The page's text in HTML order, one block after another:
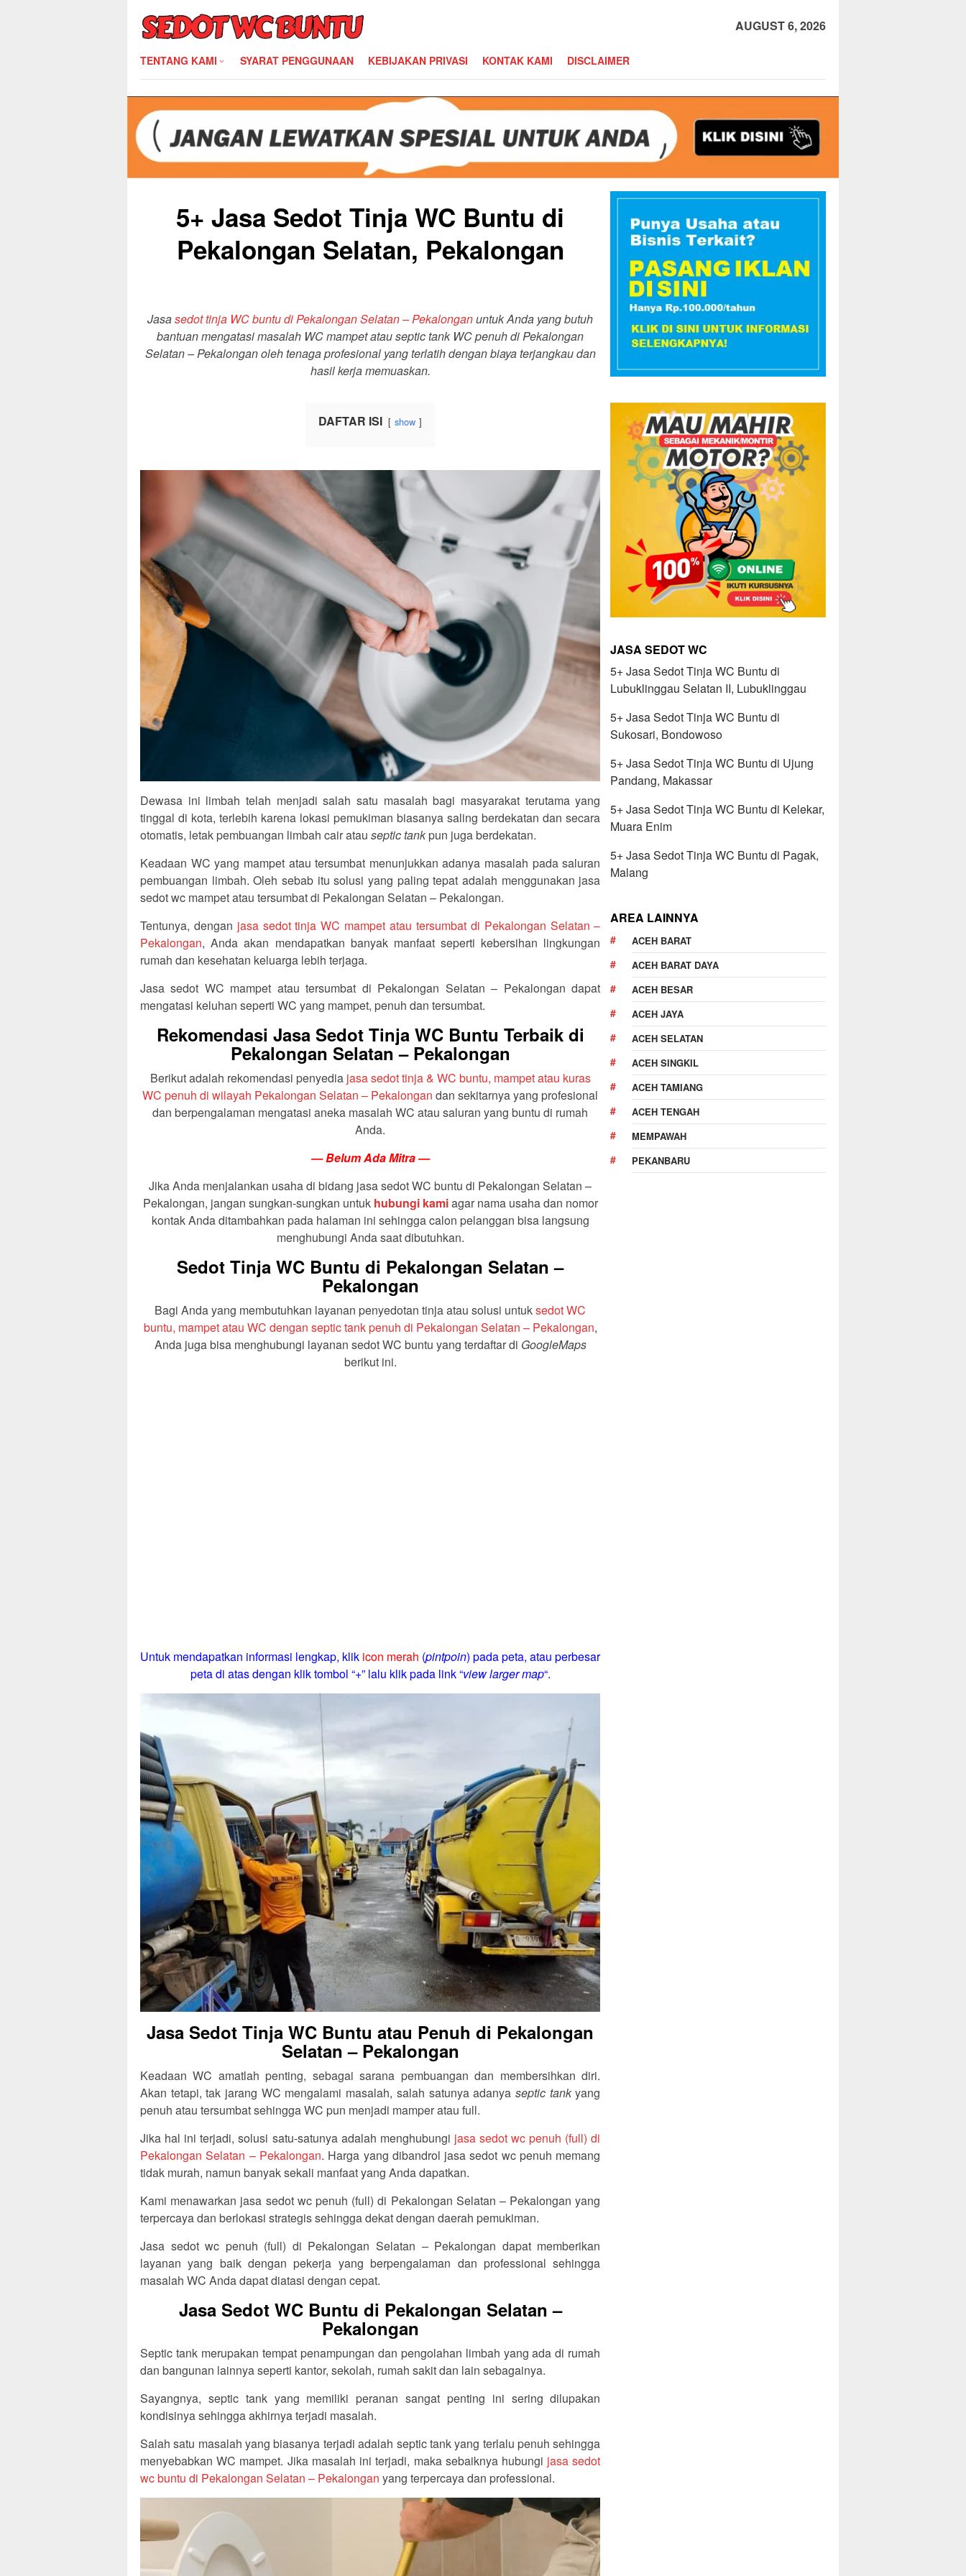
content
AUGUST 6, 2026
TENTANG KAMI SYARAT PENGGUNAAN KEBIJAKAN PRIVASI KONTAK KAMI DISCLAIMER
5+ Jasa Sedot Tinja WC Buntu di
Pekalongan Selatan, Pekalongan
Jasasedot tinja WC buntu di Pekalongan Selatan – Pekalonganuntuk Anda yang butuh
bantuan mengatasi masalah WC mampet atau septic tank WC penuh di Pekalongan
Selatan – Pekalongan oleh tenaga profesional yang terlatih dengan biaya terjangkau dan
hasil kerja memuaskan.
DAFTAR ISI show
Dewasa ini limbah telah menjadi salah satu masalah bagi masyarakat terutama yang
tinggal di kota, terlebih karena lokasi pemukiman biasanya saling berdekatan dan secara
otomatis, letak pembuangan limbah cair atau septic tankpun juga berdekatan.
Keadaan WC yang mampet atau tersumbat menunjukkan adanya masalah pada saluran
pembuangan limbah. Oleh sebab itu solusi yang paling tepat adalah menggunakan jasa
sedot wc mampet atau tersumbat di Pekalongan Selatan – Pekalongan.
Tentunya, dengan jasa sedot tinja WC mampet atau tersumbat di Pekalongan Selatan –
Pekalongan, Anda akan mendapatkan banyak manfaat seperti kebersihan lingkungan
rumah dan kesehatan keluarga lebih terjaga.
Jasa sedot WC mampet atau tersumbat di Pekalongan Selatan – Pekalongan dapat
mengatasi keluhan seperti WC yang mampet, penuh dan tersumbat.
Rekomendasi Jasa Sedot Tinja WC Buntu Terbaik di
Pekalongan Selatan – Pekalongan
Berikut adalah rekomendasi penyedia jasa sedot tinja & WC buntu, mampet atau kuras
WC penuh di wilayah Pekalongan Selatan – Pekalongan dan sekitarnya yang profesional
dan berpengalaman mengatasi aneka masalah WC atau saluran yang buntu di rumah
Anda.
— Belum Ada Mitra —
Jika Anda menjalankan usaha di bidang jasa sedot WC buntu di Pekalongan Selatan –
Pekalongan, jangan sungkan-sungkan untuk hubungi kamiagar nama usaha dan nomor
kontak Anda ditambahkan pada halaman ini sehingga calon pelanggan bisa langsung
menghubungi Anda saat dibutuhkan.
Sedot Tinja WC Buntu di Pekalongan Selatan –
Pekalongan
Bagi Anda yang membutuhkan layanan penyedotan tinja atau solusi untuksedot WC
buntu, mampet atau WC dengan septic tank penuh di Pekalongan Selatan – Pekalongan,
Anda juga bisa menghubungi layanan sedot WC buntu yang terdaftar di GoogleMaps
berikut ini.
Untuk mendapatkan informasi lengkap, klik icon merah (pintpoin) pada peta, atau perbesar
peta di atas dengan klik tombol “+” lalu klik pada link “view larger map“.
Jasa Sedot Tinja WC Buntu atau Penuh di Pekalongan
Selatan – Pekalongan
Keadaan WC amatlah penting, sebagai sarana pembuangan dan membersihkan diri.
Akan tetapi, tak jarang WC mengalami masalah, salah satunya adanya septic tankyang
penuh atau tersumbat sehingga WC pun menjadi mamper atau full.
Jika hal ini terjadi, solusi satu-satunya adalah menghubungi jasa sedot wc penuh (full) di
Pekalongan Selatan – Pekalongan. Harga yang dibandrol jasa sedot wc penuh memang
tidak murah, namun banyak sekali manfaat yang Anda dapatkan.
Kami menawarkan jasa sedot wc penuh (full) di Pekalongan Selatan – Pekalongan yang
terpercaya dan berlokasi strategis sehingga dekat dengan daerah pemukiman.
Jasa sedot wc penuh (full) di Pekalongan Selatan – Pekalongan dapat memberikan
layanan yang baik dengan pekerja yang berpengalaman dan professional sehingga
masalah WC Anda dapat diatasi dengan cepat.
Jasa Sedot WC Buntu di Pekalongan Selatan –
Pekalongan
Septic tank merupakan tempat penampungan dan pengolahan limbah yang ada di rumah
dan bangunan lainnya seperti kantor, sekolah, rumah sakit dan lain sebagainya.
Sayangnya, septic tank yang memiliki peranan sangat penting ini sering dilupakan
kondisinya sehingga akhirnya terjadi masalah.
Salah satu masalah yang biasanya terjadi adalah septic tank yang terlalu penuh sehingga
menyebabkan WC mampet. Jika masalah ini terjadi, maka sebaiknya hubungi jasa sedot
wc buntu di Pekalongan Selatan – Pekalongan yang terpercaya dan professional.
JASA SEDOT WC
5+ Jasa Sedot Tinja WC Buntu di
Lubuklinggau Selatan II, Lubuklinggau
5+ Jasa Sedot Tinja WC Buntu di
Sukosari, Bondowoso
5+ Jasa Sedot Tinja WC Buntu di Ujung
Pandang, Makassar
5+ Jasa Sedot Tinja WC Buntu di Kelekar,
Muara Enim
5+ Jasa Sedot Tinja WC Buntu di Pagak,
Malang
AREA LAINNYA
ACEH BARAT
ACEH BARAT DAYA
ACEH BESAR
ACEH JAYA
ACEH SELATAN
ACEH SINGKIL
ACEH TAMIANG
ACEH TENGAH
MEMPAWAH
PEKANBARU